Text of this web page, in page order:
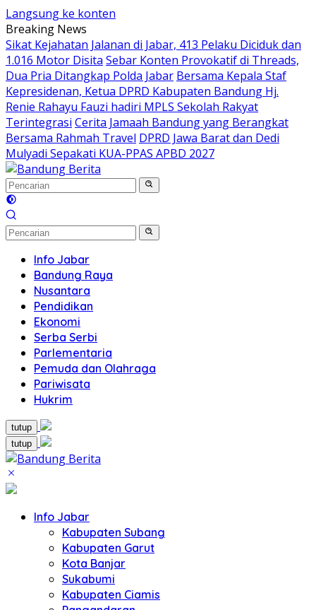
Langsung ke konten
Breaking News
Sikat Kejahatan Jalanan di Jabar, 413 Pelaku Diciduk dan
1.016 Motor Disita Sebar Konten Provokatif di Threads,
Dua Pria Ditangkap Polda Jabar Bersama Kepala Staf
Kepresidenan, Ketua DPRD Kabupaten Bandung Hj.
Renie Rahayu Fauzi hadiri MPLS Sekolah Rakyat
Terintegrasi Cerita Jamaah Bandung yang Berangkat
Bersama Rahmah Travel DPRD Jawa Barat dan Dedi
Mulyadi Sepakati KUA-PPAS APBD 2027
Info Jabar
Bandung Raya
Nusantara
Pendidikan
Ekonomi
Serba Serbi
Parlementaria
Pemuda dan Olahraga
Pariwisata
Hukrim
tutup
tutup
Info Jabar
Kabupaten Subang
Kabupaten Garut
Kota Banjar
Sukabumi
Kabupaten Ciamis